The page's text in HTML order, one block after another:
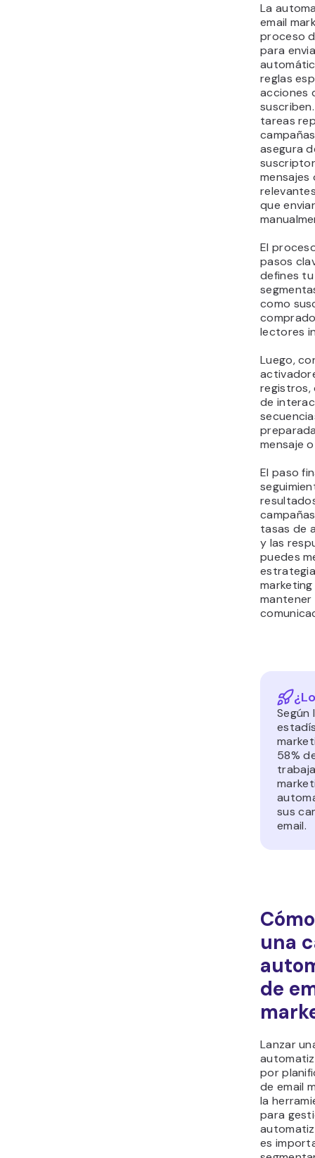
La
email
proceso
para
reglas
acciones
tareas
asegura
que
El
pasos
defines
como
lectores
Luego,
registros,
de
mensaje
El paso
tasas de
y las
puedes
mantener
Según
58%
sus
email.
una
de
Lanzar
por
de email
la
para
es